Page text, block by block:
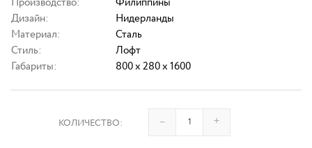
Дизайн:
Нидерланды
Материал:
Сталь
Стиль:
Лофт
Габариты:
800 x 280 x 1600
КОЛИЧЕСТВО: – +